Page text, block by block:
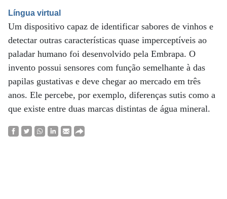
Língua virtual
Um dispositivo capaz de identificar sabores de vinhos e
detectar outras características quase imperceptíveis ao
paladar humano foi desenvolvido pela Embrapa. O
invento possui sensores com função semelhante à das
papilas gustativas e deve chegar ao mercado em três
anos. Ele percebe, por exemplo, diferenças sutis como a
que existe entre duas marcas distintas de água mineral.